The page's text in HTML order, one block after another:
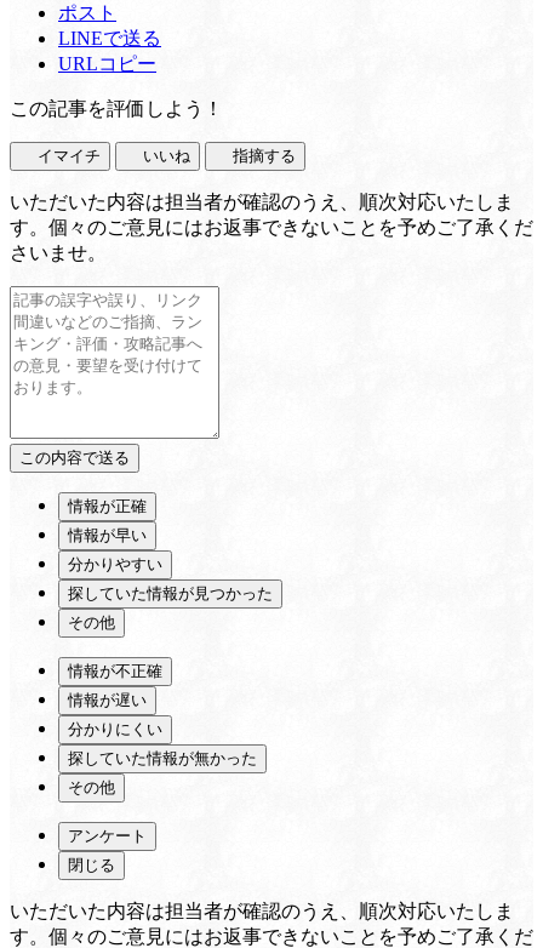
ポスト
LINEで送る
URLコピー
この記事を評価しよう！
イマイチ いいね 指摘する
いただいた内容は担当者が確認のうえ、順次対応いたしま
す。個々のご意見にはお返事できないことを予めご了承くだ
さいませ。
情報が正確
情報が早い
分かりやすい
探していた情報が見つかった
その他
情報が不正確
情報が遅い
分かりにくい
探していた情報が無かった
その他
アンケート
閉じる
いただいた内容は担当者が確認のうえ、順次対応いたしま
す。個々のご意見にはお返事できないことを予めご了承くだ